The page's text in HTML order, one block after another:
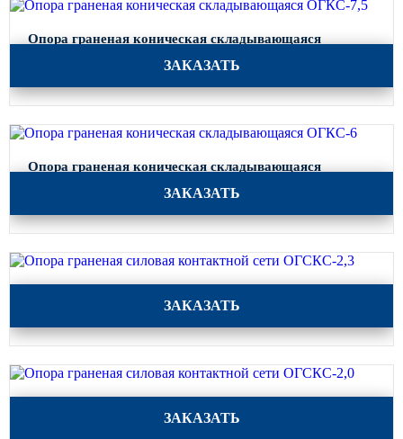
Опора граненая коническая складывающаяся
ЗАКАЗАТЬ
Опора граненая коническая складывающаяся
ЗАКАЗАТЬ
ЗАКАЗАТЬ
ЗАКАЗАТЬ